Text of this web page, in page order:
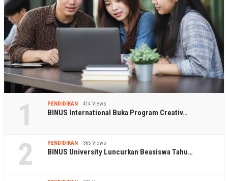
1 PENDIDIKAN 414 Views
BINUS International Buka Program Creativ…
2 PENDIDIKAN 365 Views
BINUS University Luncurkan Beasiswa Tahu…